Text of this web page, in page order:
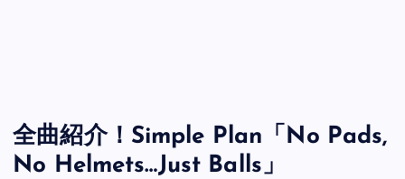
全曲紹介！Simple Plan「No Pads,
No Helmets…Just Balls」